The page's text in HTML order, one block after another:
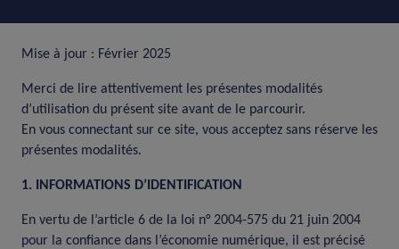
Mise à jour : Février 2025
Merci de lire attentivement les présentes modalités
d’utilisation du présent site avant de le parcourir.
En vous connectant sur ce site, vous acceptez sans réserve les
présentes modalités.
1. INFORMATIONS D’IDENTIFICATION
En vertu de l’article 6 de la loi n° 2004-575 du 21 juin 2004
pour la confiance dans l’économie numérique, il est précisé